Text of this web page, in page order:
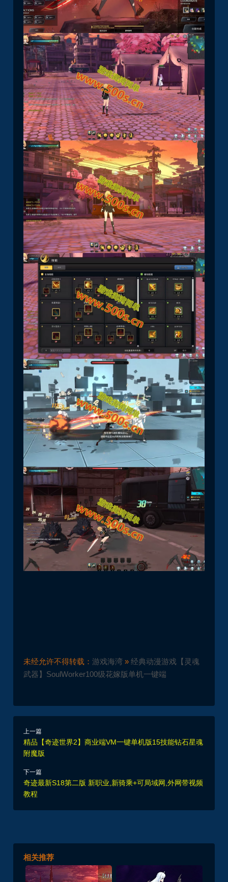
未经允许不得转载：游戏海湾 »经典动漫游戏【灵魂
武器】SoulWorker100级花嫁版单机一键端
上一篇
精品【奇迹世界2】商业端VM一键单机版15技能钻石星魂
附魔版
下一篇
奇迹最新S18第二版 新职业,新骑乘+可局域网,外网带视频
教程
相关推荐